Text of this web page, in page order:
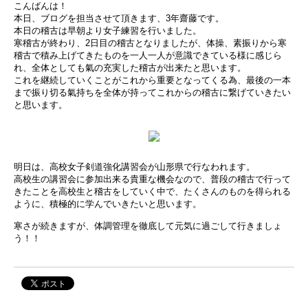
こんばんは！
本日、ブログを担当させて頂きます、3年齋藤です。
本日の稽古は早朝より女子練習を行いました。
寒稽古が終わり、2日目の稽古となりましたが、体操、素振りから寒
稽古で積み上げてきたものを一人一人が意識できている様に感じら
れ、全体としても氣の充実した稽古が出来たと思います。
これを継続していくことがこれから重要となってくる為、最後の一本
まで振り切る氣持ちを全体が持ってこれからの稽古に繋げていきたい
と思います。
明日は、高校女子剣道強化講習会が山形県で行なわれます。
高校生の講習会に参加出来る貴重な機会なので、普段の稽古で行って
きたことを高校生と稽古をしていく中で、たくさんのものを得られる
ように、積極的に学んでいきたいと思います。
寒さが続きますが、体調管理を徹底して元気に過ごして行きましょ
う！！